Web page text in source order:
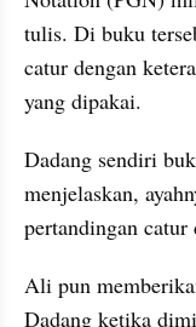
tulis. Di buku
catur dengan
yang dipakai.
Dadang sendiri
menjelaskan,
pertandingan catur
Ali pun
Dadang ketika